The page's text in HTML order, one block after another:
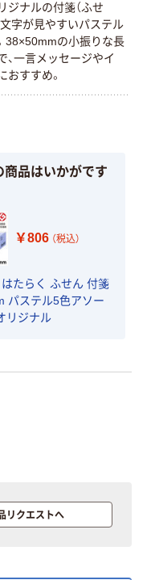
ジナルの付箋（ふせ
文字が見やすいパステル
38×50mmの小振りな長
、一言メッセージやイ
おすすめ。
商品はいかがです
￥806 （税込）
たらく ふせん 付箋
パステル5色アソー
リジナル
リクエストへ